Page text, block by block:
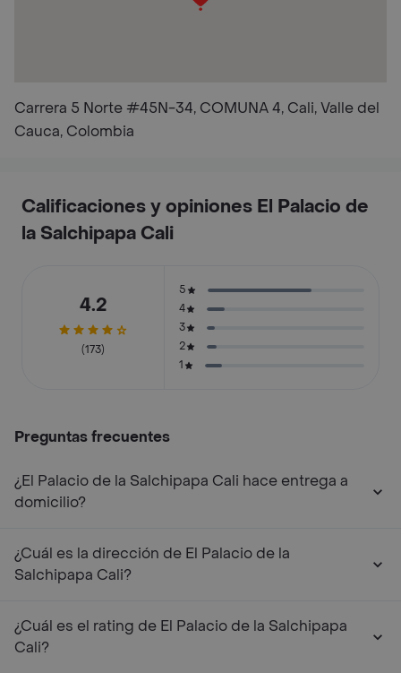
Carrera 5 Norte #45N-34, COMUNA 4, Cali, Valle del
Cauca, Colombia
Calificaciones y opiniones El Palacio de
la Salchipapa Cali
4.2
(173)
5
4
3
2
1
Preguntas frecuentes
¿El Palacio de la Salchipapa Cali hace entrega a
domicilio?
¿Cuál es la dirección de El Palacio de la
Salchipapa Cali?
¿Cuál es el rating de El Palacio de la Salchipapa
Cali?